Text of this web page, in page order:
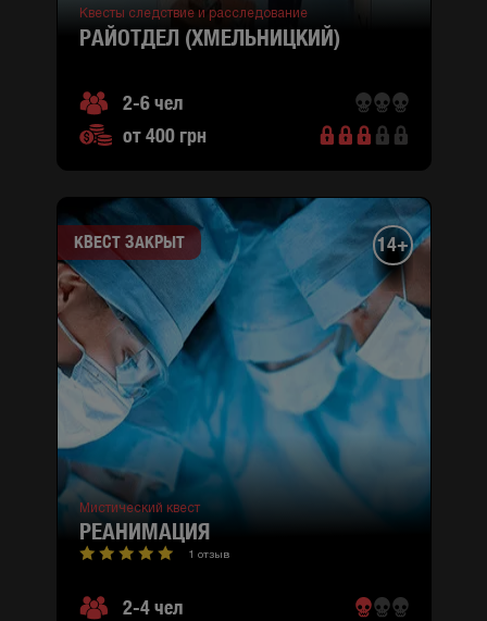
Квесты следствие и расследование
РАЙОТДЕЛ (ХМЕЛЬНИЦКИЙ)
2-6 чел
от 400 грн
КВЕСТ ЗАКРЫТ 14+
Мистический квест
РЕАНИМАЦИЯ
1 отзыв
2-4 чел